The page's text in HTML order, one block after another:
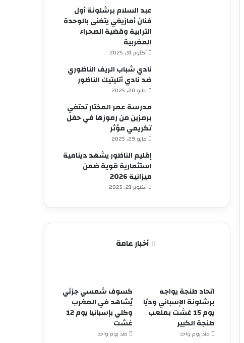
عبد السلام برشلونة أول
فنان أمازيغي يتغنى بالوحدة
الترابية وقضية الصحراء
المغربية
أكتوبر 31, 2025
نادي شباب الريف الناظوري
ضد نادي أتليتيك الناظور
مايو 20, 2025
مدرسة عمر المختار تحتفي
برمزين من رموزها في حفل
تكريمي مؤثر
مايو 29, 2025
إقليم الناظور يشهد دينامية
استثمارية قوية ضمن
ميزانية 2026
أكتوبر 21, 2025
أخبار عامة
اتحاد طنجة يواجه
برشلونة الإسباني وديًا
يوم 15 غشت بملعب
طنجة الكبير
منذ يوم واحد
كسوف شمسي جزئي
يُشاهد في المغرب
وكلي بإسبانيا يوم 12
غشت
منذ يوم واحد